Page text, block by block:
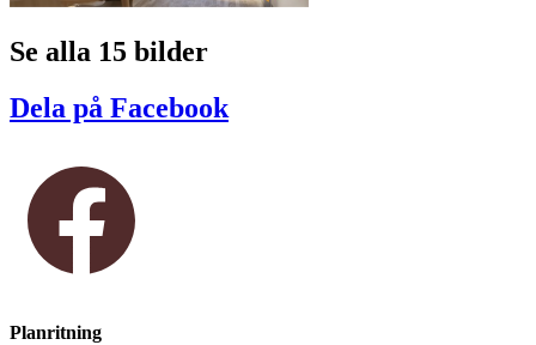
Se alla 15 bilder
Dela på Facebook
Planritning